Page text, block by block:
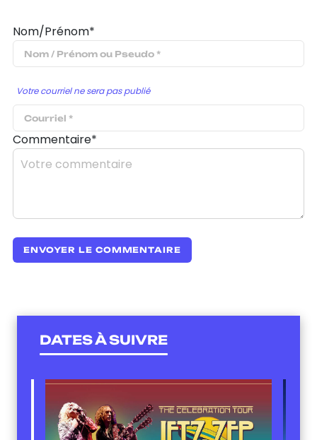
Nom/Prénom*
Votre courriel ne sera pas publié
Commentaire*
DATES À SUIVRE